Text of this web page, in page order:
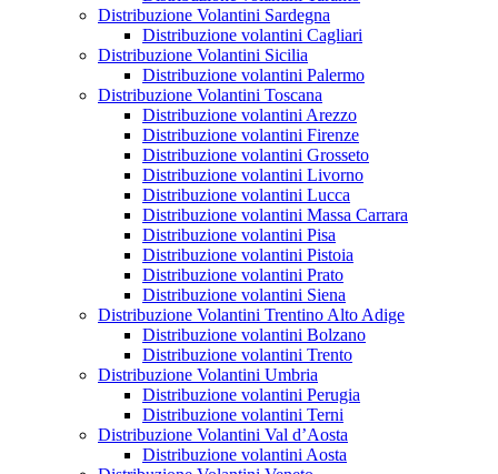
Distribuzione Volantini Sardegna
Distribuzione volantini Cagliari
Distribuzione Volantini Sicilia
Distribuzione volantini Palermo
Distribuzione Volantini Toscana
Distribuzione volantini Arezzo
Distribuzione volantini Firenze
Distribuzione volantini Grosseto
Distribuzione volantini Livorno
Distribuzione volantini Lucca
Distribuzione volantini Massa Carrara
Distribuzione volantini Pisa
Distribuzione volantini Pistoia
Distribuzione volantini Prato
Distribuzione volantini Siena
Distribuzione Volantini Trentino Alto Adige
Distribuzione volantini Bolzano
Distribuzione volantini Trento
Distribuzione Volantini Umbria
Distribuzione volantini Perugia
Distribuzione volantini Terni
Distribuzione Volantini Val d’Aosta
Distribuzione volantini Aosta